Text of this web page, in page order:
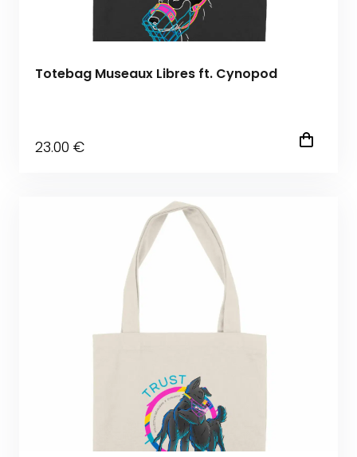
Totebag Museaux Libres ft. Cynopod
23.00 €